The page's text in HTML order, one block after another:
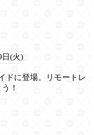
日(火)
ドに登場。リモートレ
！